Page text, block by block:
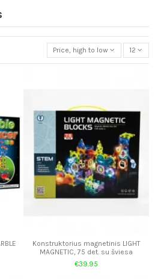
Price, high to low 12
Konstruktorius magnetinis LIGHT
MAGNETIC, 75 det. su šviesa
€39.95